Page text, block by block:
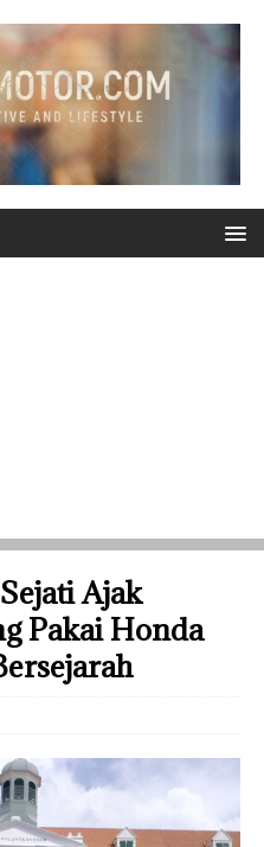
Ajak
Pakai Honda